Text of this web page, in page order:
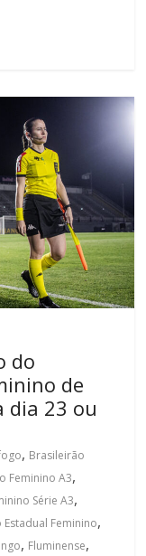
do
de
dia 23 ou
, Brasileirão
Feminino A3,
Série A3,
Feminino,
, Fluminense,